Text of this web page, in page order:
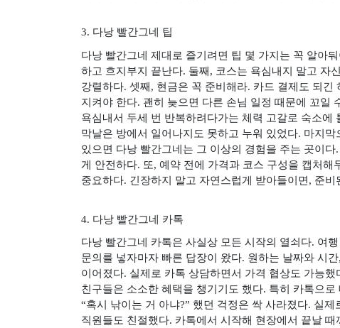
3. 다낭 빨간그네 팁
다낭 빨간그네 제대로 즐기려면 팁 몇 가지는 꼭 알아
하고 흐지부지 끝난다. 둘째 , 코스는 욕심내지 말고 자
강렬하다. 셋째 , 현금은 꼭 준비해라. 카드 결제도 되긴
지켜야 한다. 괜히 늦으면 다른 손님 일정 때문에 꼬일
욕심내서 두세 번 반복하려다가는 체력 고갈로 숙소에
막날은 방에서 일어나지도 못하고 누워 있었다. 마지막
있으면 다낭 빨간그네는 그 이상의 경험을 주는 곳이다.
게 안전하다. 또, 예약 전에 가격과 코스 구성을 캡처해
중요하다. 긴장하지 말고 자연스럽게 받아들이면 , 준비
4. 다낭 빨간그네 카톡
다낭 빨간그네 카톡은 사실상 모든 시작의 열쇠다. 여
문의를 넣자마자 빠른 답장이 왔다. 원하는 날짜와 시간,
이어졌다. 실제로 카톡 상담하면서 가격 협상도 가능했
친구들은 소소한 혜택을 챙기기도 했다. 특히 카톡으로
“혹시 낚이는 거 아냐?” 했던 걱정은 싹 사라졌다. 실제
직원들도 친절했다. 카톡에서 시작해 현장에서 끝날 때